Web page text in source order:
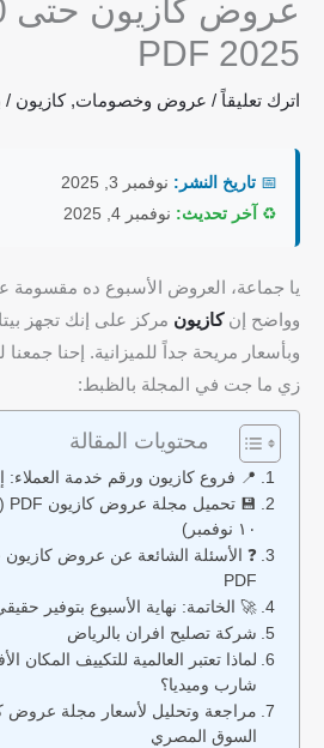
2025 PDF
اترك تعليقاً / عروض وخصومات,كازيون /
📅 تاريخ النشر: نوفمبر 3, 2025
♻️ آخر تحديث: نوفمبر 4, 2025
يا جماعة، العروض الأسبوع ده مقسومة
وواضح إنكازيون مركز على إنك تجهز
وبأسعار مريحة جداً للميزانية. إحنا
زي ما جت في المجلة بالظبط:
محتويات المقالة
📍 فروع كازيون ورقم خدمة
١٠ نوفمبر)
PDF
🚀 الخاتمة: نهاية الأسبوع بتوفير
شركة تصليح افران بالرياض
لماذا تعتبر العالمية للتكييف المكان
شارب وميديا؟
السوق المصري